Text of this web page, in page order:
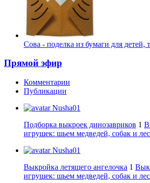
Сова - поделка из бумаги для детей,
Прямой эфир
Комментарии
Публикации
Nusha01
Подборка выкроек динозавриков 1
игрушек: шьем медведей, собак и
Nusha01
Выкройка летящего ангелочка 1
игрушек: шьем медведей, собак и